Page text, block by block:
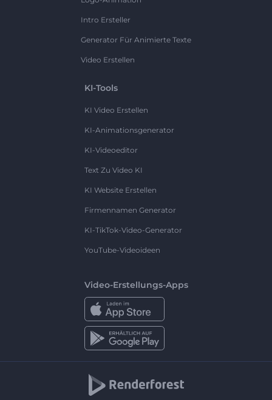
Intro Ersteller
Generator Für Animierte Texte
Video Erstellen
KI-Tools
KI Video Erstellen
KI-Animationsgenerator
KI-Videoeditor
Text Zu Video KI
KI Website Erstellen
Firmennamen Generator
KI-TikTok-Video-Generator
YouTube-Videoideen
Video-Erstellungs-Apps